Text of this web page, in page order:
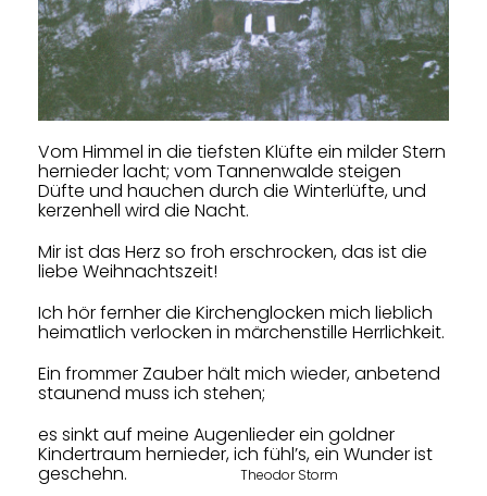
Vom Himmel in die tiefsten Klüfte ein milder Stern
hernieder lacht; vom Tannenwalde steigen
Düfte und hauchen durch die Winterlüfte,und
kerzenhell wird die Nacht.
Mir ist das Herz so froh erschrocken, das ist die
liebe Weihnachtszeit!
Ich hör fernher die Kirchenglocken mich lieblich
heimatlich verlocken in märchenstille Herrlichkeit.
Ein frommer Zauber hält mich wieder, anbetend
staunend muss ich stehen;
es sinkt auf meine Augenlieder ein goldner
Kindertraum hernieder,ich fühl’s, ein Wunder ist
geschehn. Theodor Storm